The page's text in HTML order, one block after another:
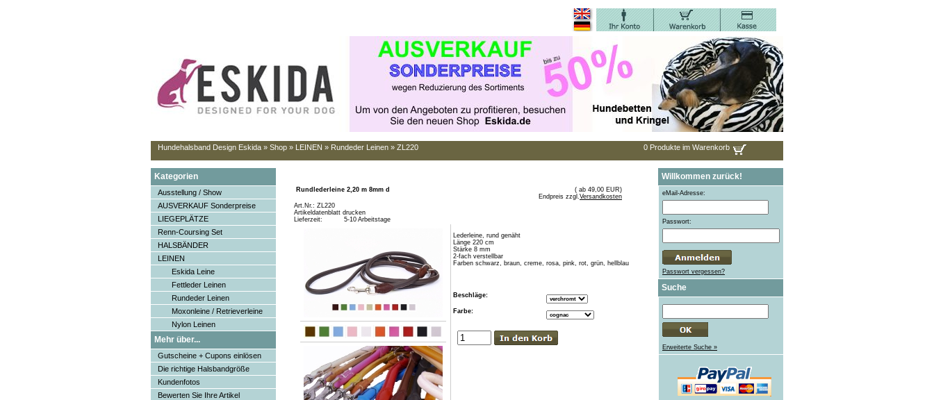
Hundehalsband Design Eskida » Shop » LEINEN » Rundeder Leinen » ZL220 0 Produkte im Warenkorb
Kategorien
Ausstellung / Show
AUSVERKAUF Sonderpreise
LIEGEPLÄTZE
Renn-Coursing Set
HALSBÄNDER
LEINEN
Eskida Leine
Fettleder Leinen
Rundeder Leinen
Moxonleine / Retrieverleine
Nylon Leinen
Mehr über...
Gutscheine + Cupons einlösen
Die richtige Halsbandgröße
Kundenfotos
Bewerten Sie Ihre Artikel
Rundlederleine 2,20 m 8mm d
( ab 49,00 EUR)
Endpreis zzgl.Versandkosten
Art.Nr.: ZL220
Artikeldatenblatt drucken
Lieferzeit:
5-10 Arbeitstage
Lederleine, rund genäht
Länge 220 cm
Stärke 8 mm
2-fach verstellbar
Farben schwarz, braun, creme, rosa, pink, rot, grün, hellblau
Beschläge:
Farbe:
Willkommen zurück!
eMail-Adresse:
Passwort:
Passwort vergessen?
Suche
Erweiterte Suche »